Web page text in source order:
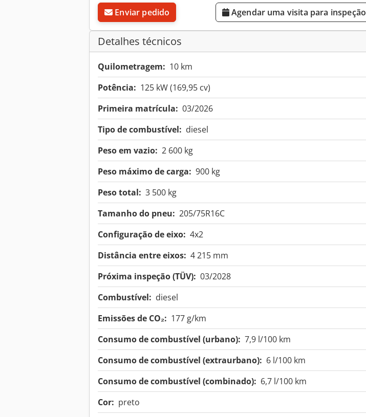
Enviar pedido Agendar uma visita para inspeção
Detalhes técnicos
Quilometragem: 10 km
Potência: 125 kW (169,95 cv)
Primeira matrícula: 03/2026
Tipo de combustível: diesel
Peso em vazio: 2 600 kg
Peso máximo de carga: 900 kg
Peso total: 3 500 kg
Tamanho do pneu: 205/75R16C
Configuração de eixo: 4x2
Distância entre eixos: 4 215 mm
Próxima inspeção (TÜV): 03/2028
Combustível: diesel
Emissões de CO₂: 177 g/km
Consumo de combustível (urbano): 7,9 l/100 km
Consumo de combustível (extraurbano): 6 l/100 km
Consumo de combustível (combinado): 6,7 l/100 km
Cor: preto